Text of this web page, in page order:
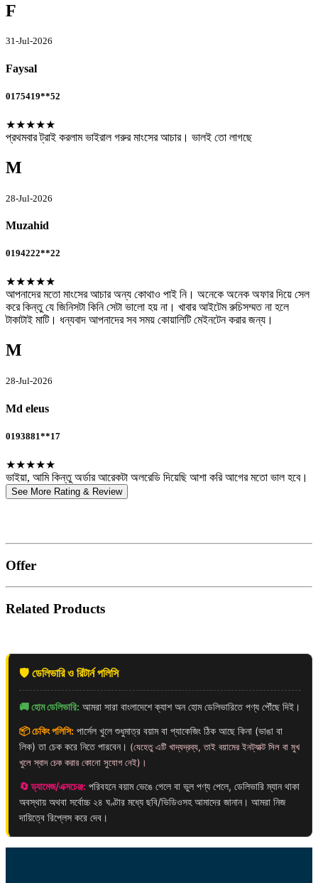
F
31-Jul-2026
Faysal
0175419**52
★★★★★
প্রথমবার ট্রাই করলাম ভাইরাল গরুর মাংসের আচার। ভালই তো লাগছে
M
28-Jul-2026
Muzahid
0194222**22
★★★★★
আপনাদের মতো মাংসের আচার অন্য কোথাও পাই নি। অনেকে অনেক অফার দিয়ে সেল
করে কিন্তু যে জিনিসটা কিনি সেটা ভালো হয় না। খাবার আইটেম রুচিসম্মত না হলে
টাকাটাই মাটি। ধন্যবাদ আপনাদের সব সময় কোয়ালিটি মেইনটেন করার জন্য।
M
28-Jul-2026
Md eleus
0193881**17
★★★★★
ভাইয়া, আমি কিন্তু অর্ডার আরেকটা অলরেডি দিয়েছি আশা করি আগের মতো ভাল হবে।
See More Rating & Review
Offer
Related Products
🛡️ ডেলিভারি ও রিটার্ন পলিসি
🚚 হোম ডেলিভারি: আমরা সারা বাংলাদেশে ক্যাশ অন হোম ডেলিভারিতে পণ্য পৌঁছে দিই।
📦 চেকিং পলিসি: পার্সেল খুলে শুধুমাত্র বয়াম বা প্যাকেজিং ঠিক আছে কিনা (ভাঙা বা
লিক) তা চেক করে নিতে পারবেন। (যেহেতু এটি খাদ্যদ্রব্য, তাই বয়ামের ইনট্যাক্ট সিল বা মুখ
খুলে স্বাদ চেক করার কোনো সুযোগ নেই)।
🔄 ড্যামেজ/এক্সচেঞ্জ: পরিবহনে বয়াম ভেঙে গেলে বা ভুল পণ্য পেলে, ডেলিভারি ম্যান থাকা
অবস্থায় অথবা সর্বোচ্চ ২৪ ঘণ্টার মধ্যে ছবি/ভিডিওসহ আমাদের জানান। আমরা নিজ
দায়িত্বে রিপ্লেস করে দেব।